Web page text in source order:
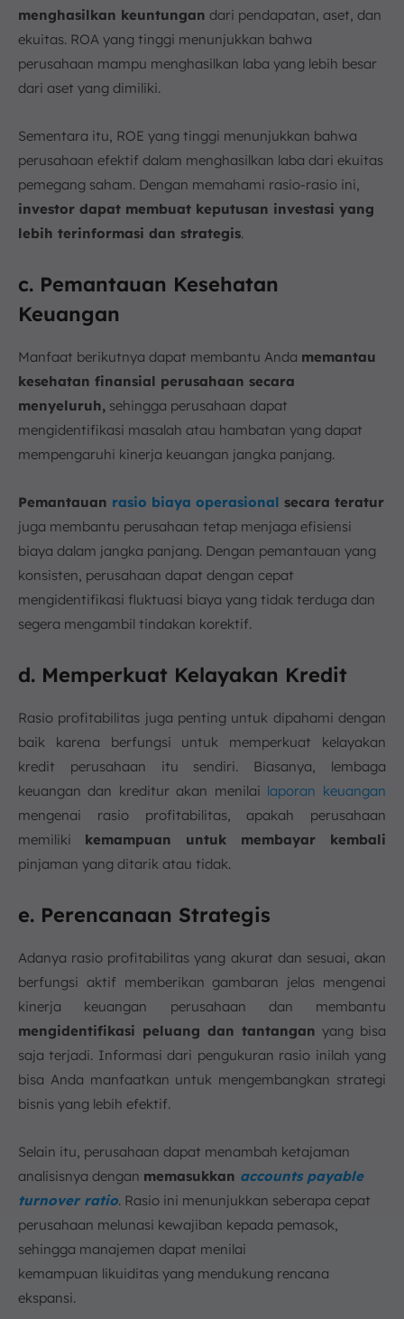
menghasilkan keuntungan dari pendapatan, aset, dan
ekuitas. ROA yang tinggi menunjukkan bahwa
perusahaan mampu menghasilkan laba yang lebih besar
dari aset yang dimiliki.
Sementara itu, ROE yang tinggi menunjukkan bahwa
perusahaan efektif dalam menghasilkan laba dari ekuitas
pemegang saham. Dengan memahami rasio-rasio ini,
investor dapat membuat keputusan investasi yang
lebih terinformasi dan strategis.
c. Pemantauan Kesehatan
Keuangan
Manfaat berikutnya dapat membantu Anda memantau
kesehatan finansial perusahaan secara
menyeluruh, sehingga perusahaan dapat
mengidentifikasi masalah atau hambatan yang dapat
mempengaruhi kinerja keuangan jangka panjang.
Pemantauan rasio biaya operasional secara teratur
juga membantu perusahaan tetap menjaga efisiensi
biaya dalam jangka panjang. Dengan pemantauan yang
konsisten, perusahaan dapat dengan cepat
mengidentifikasi fluktuasi biaya yang tidak terduga dan
segera mengambil tindakan korektif.
d. Memperkuat Kelayakan Kredit
Rasio profitabilitas juga penting untuk dipahami dengan
baik karena berfungsi untuk memperkuat kelayakan
kredit perusahaan itu sendiri. Biasanya, lembaga
keuangan dan kreditur akan menilai laporan keuangan
mengenai rasio profitabilitas, apakah perusahaan
memiliki kemampuan untuk membayar kembali
pinjaman yang ditarik atau tidak.
e. Perencanaan Strategis
Adanya rasio profitabilitas yang akurat dan sesuai, akan
berfungsi aktif memberikan gambaran jelas mengenai
kinerja keuangan perusahaan dan membantu
mengidentifikasi peluang dan tantangan yang bisa
saja terjadi. Informasi dari pengukuran rasio inilah yang
bisa Anda manfaatkan untuk mengembangkan strategi
bisnis yang lebih efektif.
Selain itu, perusahaan dapat menambah ketajaman
analisisnya dengan memasukkan accounts payable
turnover ratio. Rasio ini menunjukkan seberapa cepat
perusahaan melunasi kewajiban kepada pemasok,
sehingga manajemen dapat menilai
kemampuan likuiditas yang mendukung rencana
ekspansi.